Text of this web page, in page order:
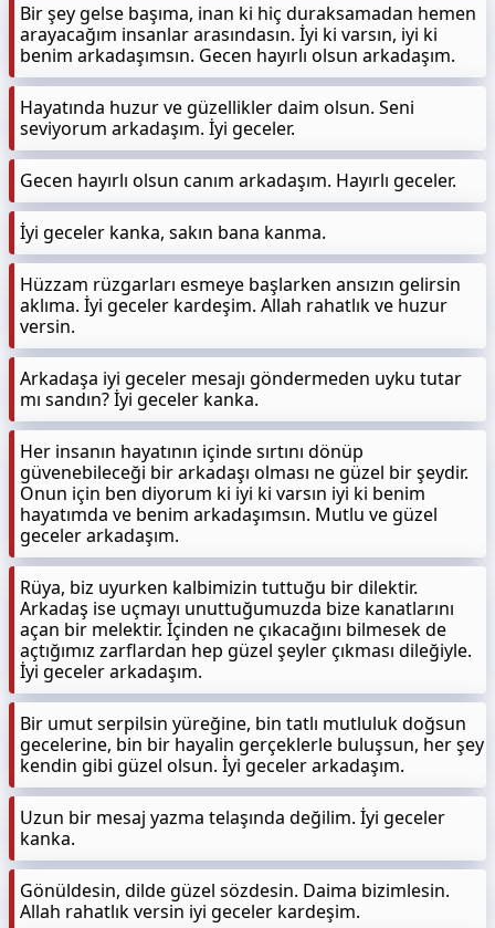
Bir şey gelse başıma, inan ki hiç duraksamadan hemen
arayacağım insanlar arasındasın. İyi ki varsın, iyi ki
benim arkadaşımsın. Gecen hayırlı olsun arkadaşım.
Hayatında huzur ve güzellikler daim olsun. Seni
seviyorum arkadaşım. İyi geceler.
Gecen hayırlı olsun canım arkadaşım. Hayırlı geceler.
İyi geceler kanka, sakın bana kanma.
Hüzzam rüzgarları esmeye başlarken ansızın gelirsin
aklıma. İyi geceler kardeşim. Allah rahatlık ve huzur
versin.
Arkadaşa iyi geceler mesajı göndermeden uyku tutar
mı sandın? İyi geceler kanka.
Her insanın hayatının içinde sırtını dönüp
güvenebileceği bir arkadaşı olması ne güzel bir şeydir.
Onun için ben diyorum ki iyi ki varsın iyi ki benim
hayatımda ve benim arkadaşımsın. Mutlu ve güzel
geceler arkadaşım.
Rüya, biz uyurken kalbimizin tuttuğu bir dilektir.
Arkadaş ise uçmayı unuttuğumuzda bize kanatlarını
açan bir melektir. İçinden ne çıkacağını bilmesek de
açtığımız zarflardan hep güzel şeyler çıkması dileğiyle.
İyi geceler arkadaşım.
Bir umut serpilsin yüreğine, bin tatlı mutluluk doğsun
gecelerine, bin bir hayalin gerçeklerle buluşsun, her şey
kendin gibi güzel olsun. İyi geceler arkadaşım.
Uzun bir mesaj yazma telaşında değilim. İyi geceler
kanka.
Gönüldesin, dilde güzel sözdesin. Daima bizimlesin.
Allah rahatlık versin iyi geceler kardeşim.